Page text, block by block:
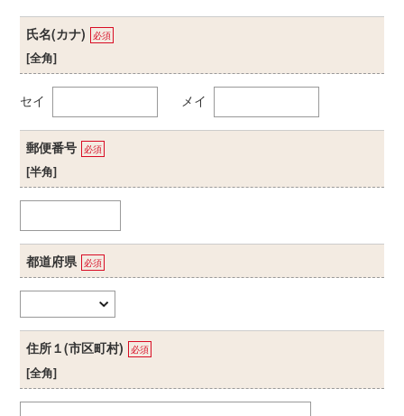
氏名(カナ) 必須
[全角]
セイ メイ
郵便番号 必須
[半角]
都道府県 必須
住所１(市区町村) 必須
[全角]